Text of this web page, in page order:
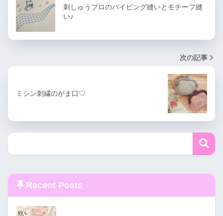
刺しゅうプロのパイピング縫いとモチーフ縫
い♪
次の記事
ミシン刺繍のがま口♡
Recent Posts